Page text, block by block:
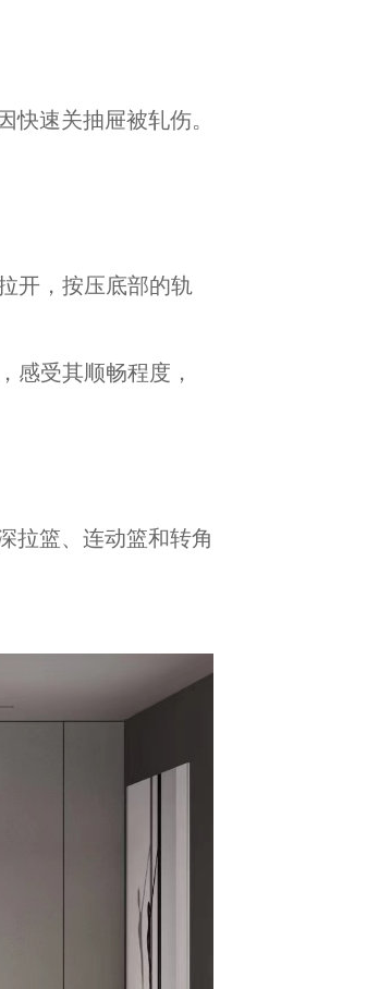
速关抽屉被轧伤。
开，按压底部的轨
感受其顺畅程度，
拉篮、连动篮和转角